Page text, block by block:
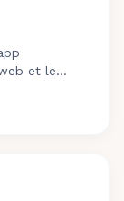
et le